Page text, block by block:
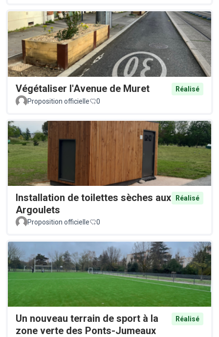
Végétaliser l'Avenue de Muret
Réalisé
Proposition officielle
0
Installation de toilettes sèches aux
Argoulets
Réalisé
Proposition officielle 0
Un nouveau terrain de sport à la
zone verte des Ponts-Jumeaux
Réalisé